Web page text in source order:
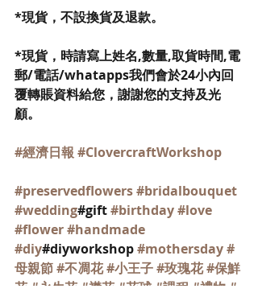
*現貨，不設換貨及退款。
*現貨，時請寫上姓名,數量,取貨時間,電
郵/電話/whatapps我們會於24小內回
覆轉賬資料給您，謝謝您的支持及光
顧。
#經濟日報 #ClovercraftWorkshop
#preservedflowers#bridalbouquet
#wedding#gift #birthday#love
#flower#handmade
#diy#diyworkshop #mothersday#
母親節#不凋花#小王子#玫瑰花#保鮮
花 #永生花 #襟花 #花球 #課程 #禮物 #